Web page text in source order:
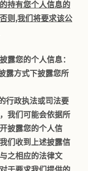
持有您个人信息的
则,我们将要求该公
露您的个人信息：
露方式下披露您所
行政执法或司法要
我们可能会依据所
披露您的个人信
们收到上述披露信
之相应的法律文